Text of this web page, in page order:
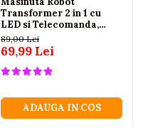
Transformer 2 in 1 cu
LED si Telecomanda,
Scara 1:18, Galbena, 6 ani+
89,00 Lei
69,99 Lei
ADAUGA IN COS